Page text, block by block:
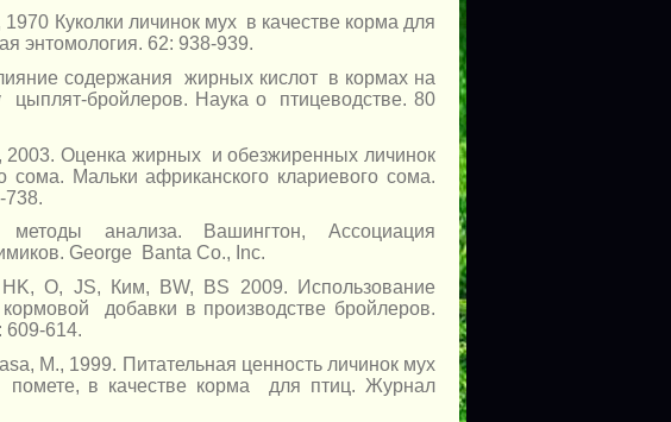
Куколки личинок мух в качестве корма для
энтомология. 62: 938-939.
содержания жирных кислот в кормах на
бройлеров. Наука о птицеводстве. 80
Оценка жирных и обезжиренных личинок
Мальки африканского клариевого сома.
738.
анализа. Вашингтон, Ассоциация
George Banta Co., Inc.
О, JS, Ким, BW, BS 2009. Использование
добавки в производстве бройлеров.
609-614.
М., 1999. Питательная ценность личинок мух
в качестве корма для птиц. Журнал